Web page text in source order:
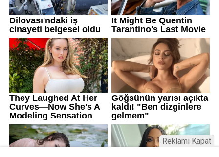
Reklamı Kapat